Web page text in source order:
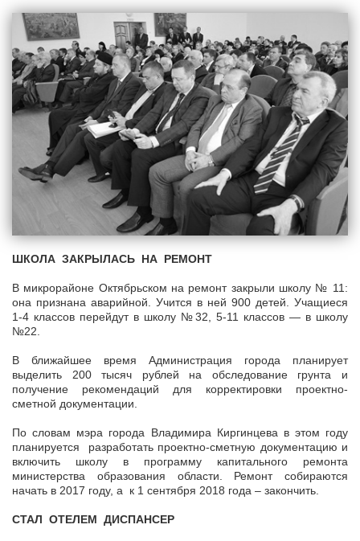
ШКОЛА ЗАКРЫЛАСЬ НА РЕМОНТ
В микрорайоне Октябрьском на ремонт закрыли школу № 11:
она признана аварийной. Учится в ней 900 детей. Учащиеся
1-4 классов перейдут в школу №32, 5-11 классов — в школу
№22.
В ближайшее время Администрация города планирует
выделить 200 тысяч рублей на обследование грунта и
получение рекомендаций для корректировки проектно-
сметной документации.
По словам мэра города Владимира Киргинцева в этом году
планируется разработать проектно-сметную документацию и
включить школу в программу капитального ремонта
министерства образования области. Ремонт собираются
начать в 2017 году, а к 1 сентября 2018 года – закончить.
СТАЛ ОТЕЛЕМ ДИСПАНСЕР